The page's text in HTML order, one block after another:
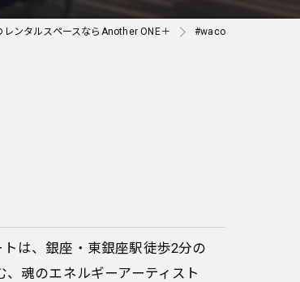
レンタルスペースならAnother ONE＋ #waco
トは、銀座・東銀座駅徒歩2分の
魂のエネルギーアーティスト